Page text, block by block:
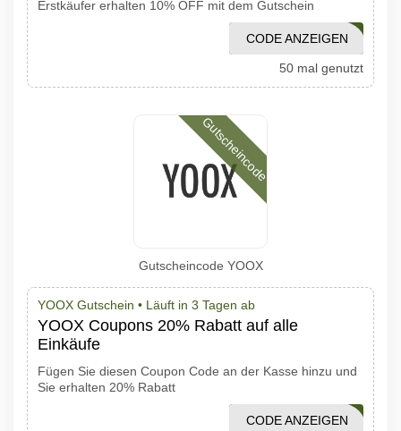
Erstkäufer erhalten 10% OFF mit dem Gutschein
WELCOMEYOOX
CODE ANZEIGEN
50 mal genutzt
Gutscheincode
Gutscheincode YOOX
YOOX Gutschein • Läuft in 3 Tagen ab
YOOX Coupons 20% Rabatt auf alle
Einkäufe
Fügen Sie diesen Coupon Code an der Kasse hinzu und
Sie erhalten 20% Rabatt
BYA29KS1S3
CODE ANZEIGEN